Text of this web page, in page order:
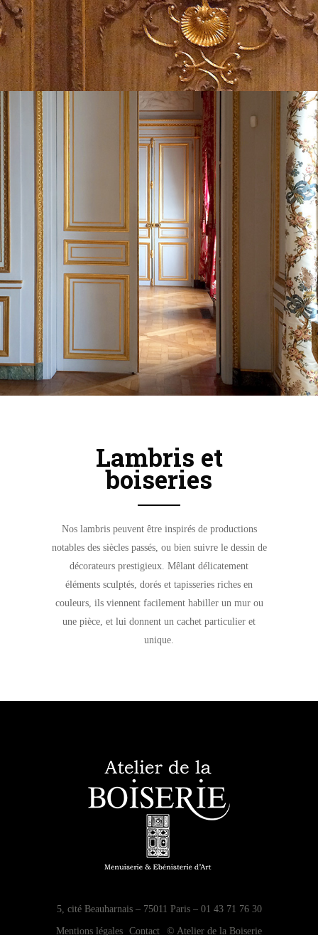
Lambris et
boiseries
Nos lambris peuvent être inspirés de productions
notables des siècles passés, ou bien suivre le dessin de
décorateurs prestigieux. Mêlant délicatement
éléments sculptés, dorés et tapisseries riches en
couleurs, ils viennent facilement habiller un mur ou
une pièce, et lui donnent un cachet particulier et
unique.
5, cité Beauharnais – 75011 Paris – 01 43 71 76 30
Mentions légales Contact © Atelier de la Boiserie